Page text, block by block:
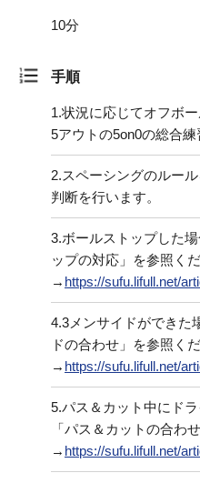
10分
手順
1.状況に応じてオフボ
5アウトの5on0の総合練
2.スペーシングのルー
判断を行います。
3.ボールストップした
ップの対応」を参照くだ
→ https://sufu.lifull.net/
4.3メンサイドができた
ドの合わせ」を参照くだ
→ https://sufu.lifull.net/
5.パス＆カット中にド
「パス＆カットの合わ
→ https://sufu.lifull.net/